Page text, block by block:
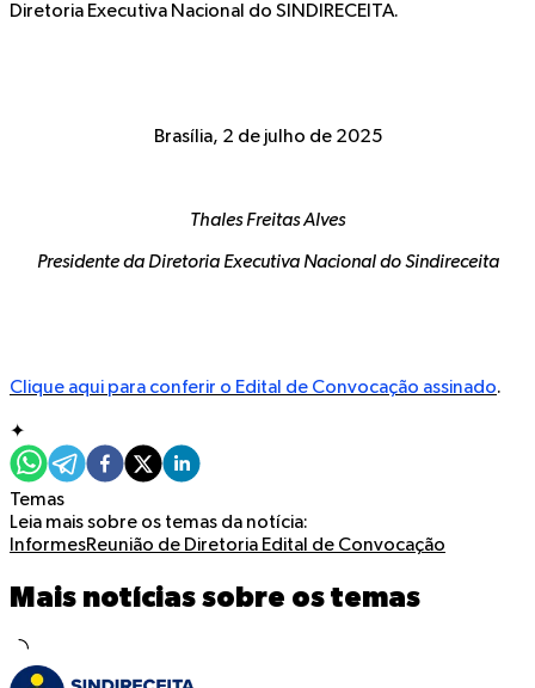
Diretoria Executiva Nacional do SINDIRECEITA.
Brasília, 2 de julho de 2025
Thales Freitas Alves
Presidente da Diretoria Executiva Nacional do Sindireceita
Clique aqui para conferir o Edital de Convocação assinado.
✦
Temas
Leia mais sobre os temas da notícia:
InformesReunião de Diretoria Edital de Convocação
Mais notícias sobre os temas